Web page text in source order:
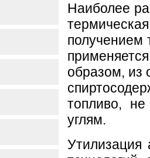
Наиболее
получением
образом, из
топливо,
углям.
Утилизация